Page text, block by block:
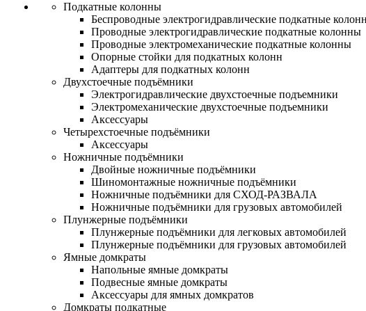
Подкатные колонны
Беспроводные электрогидравлические подкатные
Проводные электрогидравлические подкатные колонны
Проводные электромеханические подкатные колонны
Опорные стойки для подкатных колонн
Адаптеры для подкатных колонн
Двухстоечные подъёмники
Электрогидравлические двухстоечные подъемники
Электромеханические двухстоечные подъемники
Аксессуары
Четырехстоечные подъёмники
Аксессуары
Ножничные подъёмники
Двойные ножничные подъёмники
Шиномонтажные ножничные подъёмники
Ножничные подъёмники для СХОД-РАЗВАЛА
Ножничные подъёмники для грузовых автомобилей
Плунжерные подъёмники
Плунжерные подъёмники для легковых автомобилей
Плунжерные подъёмники для грузовых автомобилей
Ямные домкраты
Напольные ямные домкраты
Подвесные ямные домкраты
Аксессуары для ямных домкратов
Домкраты подкатные